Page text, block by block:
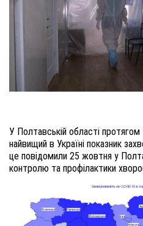
У Полтавській області
найвищий в Україні показник
це повідомили 25 жовтня у
контролю та профілактики